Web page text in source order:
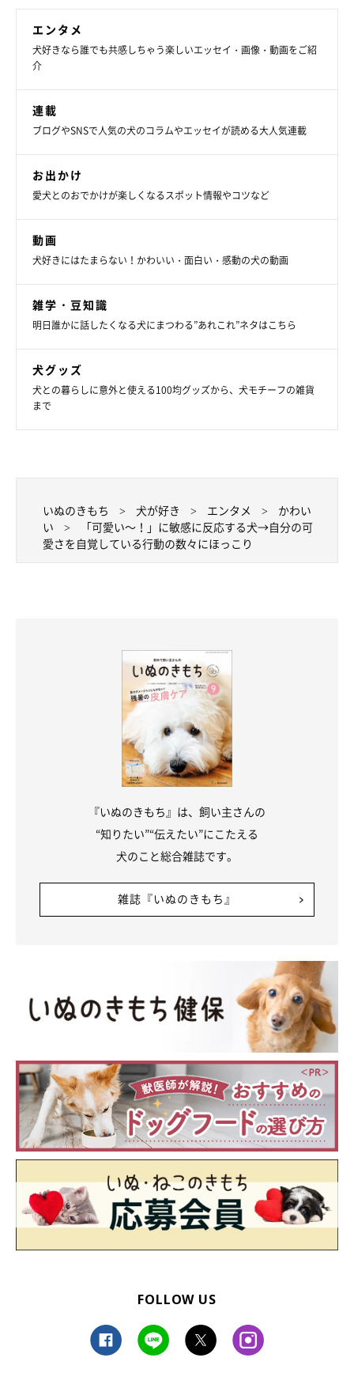
エンタメ
犬好きなら誰でも共感しちゃう楽しいエッセイ・画像・動画をご紹
介
連載
ブログやSNSで人気の犬のコラムやエッセイが読める大人気連載
お出かけ
愛犬とのおでかけが楽しくなるスポット情報やコツなど
動画
犬好きにはたまらない！かわいい・面白い・感動の犬の動画
雑学・豆知識
明日誰かに話したくなる犬にまつわる”あれこれ”ネタはこちら
犬グッズ
犬との暮らしに意外と使える100均グッズから、犬モチーフの雑貨
まで
いぬのきもち 犬が好き エンタメ
かわい
い
「可愛い～！」に敏感に反応する犬→自分の可
愛さを自覚している行動の数々にほっこり
『いぬのきもち』は、飼い主さんの
“知りたい”“伝えたい”にこたえる
犬のこと総合雑誌です。
雑誌『いぬのきもち』
FOLLOW US